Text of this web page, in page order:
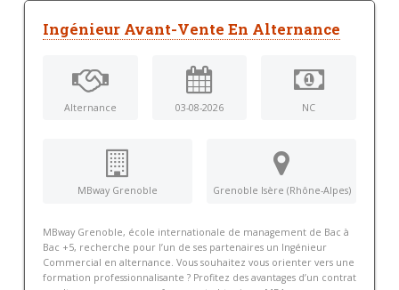
Ingénieur Avant-Vente En Alternance
Alternance 03-08-2026 NC
MBway Grenoble Grenoble Isère (Rhône-Alpes)
MBway Grenoble, école internationale de management de Bac à
Bac +5, recherche pour l’un de ses partenaires un Ingénieur
Commercial en alternance. Vous souhaitez vous orienter vers une
formation professionnalisante ? Profitez des avantages d’un contrat